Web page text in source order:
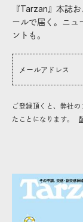
『Tarzan』本誌
ールで届く。ニュ
ントも。
ご登録頂くと、弊社
たことになります。